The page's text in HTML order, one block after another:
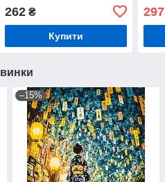
262₴
Купити
297
–15%